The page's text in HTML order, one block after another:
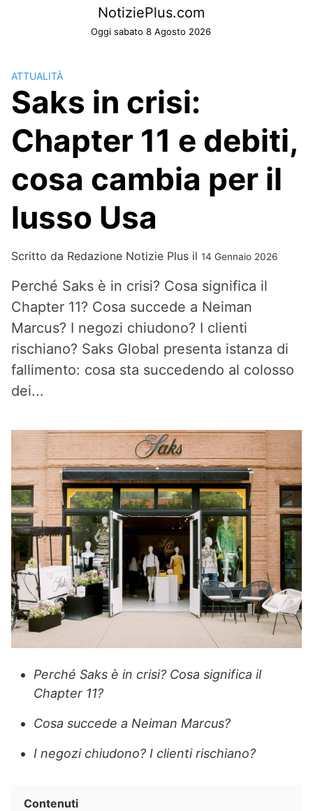
NotiziePlus.com
Oggi sabato 8 Agosto 2026
ATTUALITÀ
Saks in crisi:
Chapter 11 e debiti,
cosa cambia per il
lusso Usa
Scritto da Redazione Notizie Plus il 14 Gennaio 2026
Perché Saks è in crisi? Cosa significa il
Chapter 11? Cosa succede a Neiman
Marcus? I negozi chiudono? I clienti
rischiano? Saks Global presenta istanza di
fallimento: cosa sta succedendo al colosso
dei...
Perché Saks è in crisi? Cosa significa il
Chapter 11?
Cosa succede a Neiman Marcus?
I negozi chiudono? I clienti rischiano?
Contenuti